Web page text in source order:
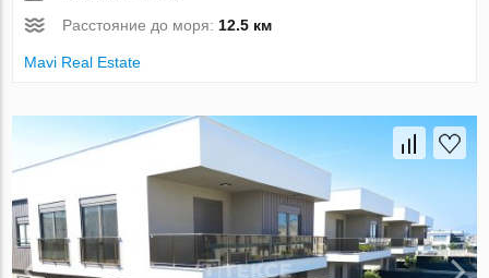
Расстояние до моря: 12.5 км
Mavi Real Estate